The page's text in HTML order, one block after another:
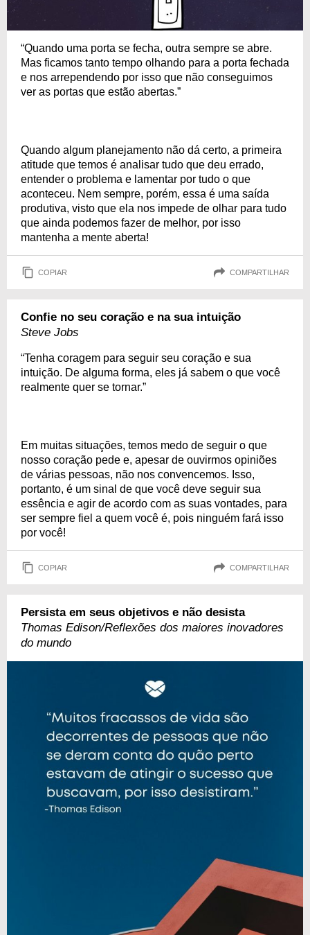
“Quando uma porta se fecha, outra sempre se abre.
Mas ficamos tanto tempo olhando para a porta fechada
e nos arrependendo por isso que não conseguimos
ver as portas que estão abertas.”
Quando algum planejamento não dá certo, a primeira
atitude que temos é analisar tudo que deu errado,
entender o problema e lamentar por tudo o que
aconteceu. Nem sempre, porém, essa é uma saída
produtiva, visto que ela nos impede de olhar para tudo
que ainda podemos fazer de melhor, por isso
mantenha a mente aberta!
COPIAR COMPARTILHAR
Confie no seu coração e na sua intuição
Steve Jobs
“Tenha coragem para seguir seu coração e sua
intuição. De alguma forma, eles já sabem o que você
realmente quer se tornar.”
Em muitas situações, temos medo de seguir o que
nosso coração pede e, apesar de ouvirmos opiniões
de várias pessoas, não nos convencemos. Isso,
portanto, é um sinal de que você deve seguir sua
essência e agir de acordo com as suas vontades, para
ser sempre fiel a quem você é, pois ninguém fará isso
por você!
COPIAR COMPARTILHAR
Persista em seus objetivos e não desista
Thomas Edison/Reflexões dos maiores inovadores
do mundo